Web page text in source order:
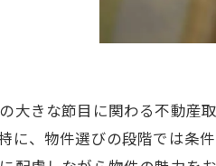
大きな節目に関わる不動産
に、物件選びの段階では条